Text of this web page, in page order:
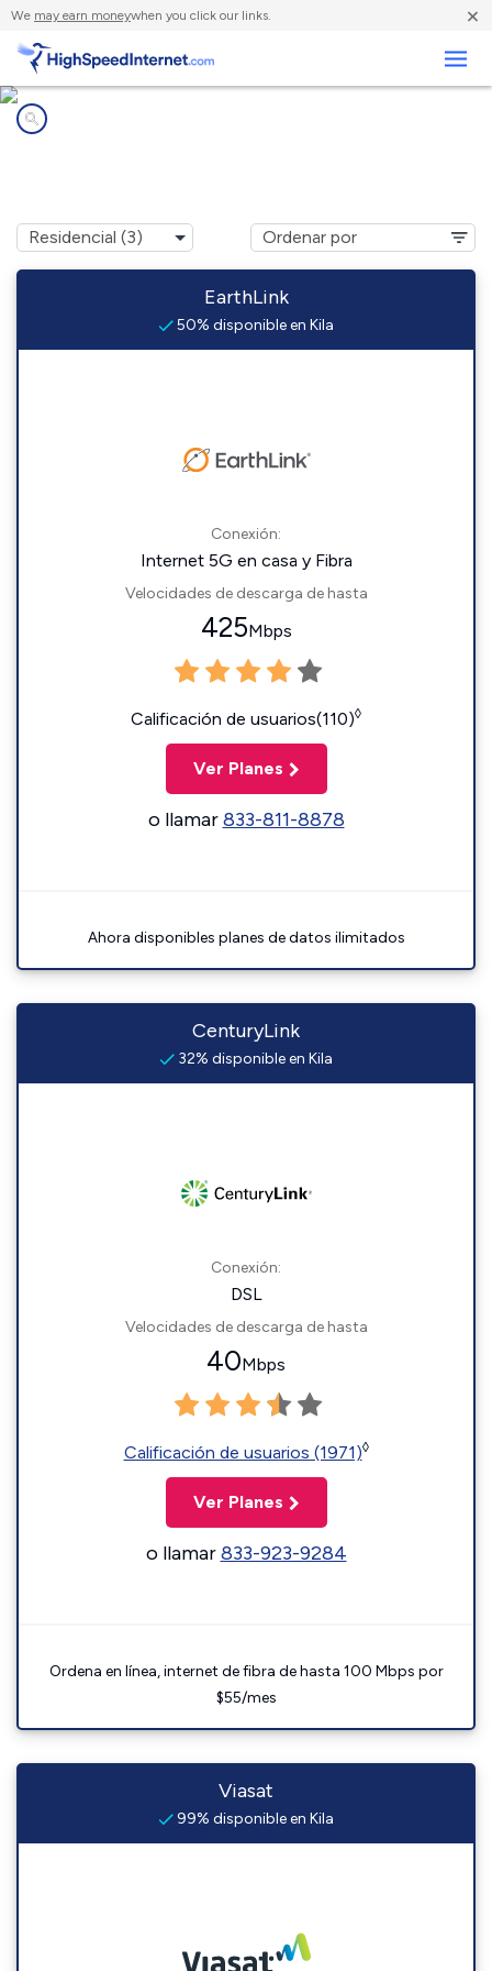
We may earn moneywhen you click our links. ×
EarthLink
50% disponible en Kila
Conexión:
Internet 5G en casa y Fibra
Velocidades de descarga de hasta
425Mbps
Calificación de usuarios(110)◊
Ver Planes
o llamar833-811-8878
Ahora disponibles planes de datos ilimitados
CenturyLink
32% disponible en Kila
Conexión:
DSL
Velocidades de descarga de hasta
40Mbps
Calificación de usuarios (1971)◊
Ver Planes
o llamar833-923-9284
Ordena en línea, internet de fibra de hasta 100 Mbps por
$55/mes
Viasat
99% disponible en Kila